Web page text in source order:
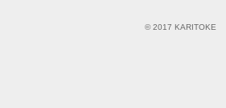
© 2017 KARITOKE